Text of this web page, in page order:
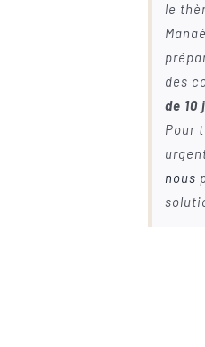
le
des
de 10
Pour
nous